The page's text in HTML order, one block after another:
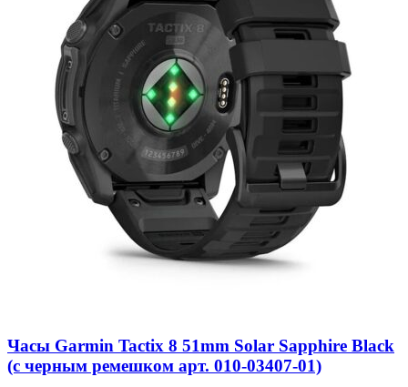
Часы Garmin Tactix 8 51mm Solar Sapphire Black
(с черным ремешком арт. 010-03407-01)